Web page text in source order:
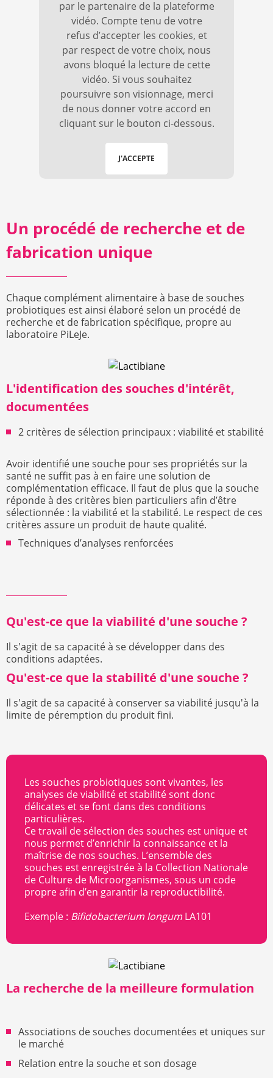
par le partenaire de la plateforme
vidéo. Compte tenu de votre
refus d’accepter les cookies, et
par respect de votre choix, nous
avons bloqué la lecture de cette
vidéo. Si vous souhaitez
poursuivre son visionnage, merci
de nous donner votre accord en
cliquant sur le bouton ci-dessous.
J'ACCEPTE
Un procédé de recherche et de
fabrication unique
Chaque complément alimentaire à base de souches
probiotiques est ainsi élaboré selon un procédé de
recherche et de fabrication spécifique, propre au
laboratoire PiLeJe.
L'identification des souches d'intérêt,
documentées
2 critères de sélection principaux : viabilité et stabilité
Avoir identifié une souche pour ses propriétés sur la
santé ne suffit pas à en faire une solution de
complémentation efficace. Il faut de plus que la souche
réponde à des critères bien particuliers afin d’être
sélectionnée : la viabilité et la stabilité. Le respect de ces
critères assure un produit de haute qualité.
Techniques d’analyses renforcées
Qu'est-ce que la viabilité d'une souche ?
Il s'agit de sa capacité à se développer dans des
conditions adaptées.
Qu'est-ce que la stabilité d'une souche ?
Il s'agit de sa capacité à conserver sa viabilité jusqu'à la
limite de péremption du produit fini.
Les souches probiotiques sont vivantes, les
analyses de viabilité et stabilité sont donc
délicates et se font dans des conditions
particulières.
Ce travail de sélection des souches est unique et
nous permet d’enrichir la connaissance et la
maîtrise de nos souches. L’ensemble des
souches est enregistrée à la Collection Nationale
de Culture de Microorganismes, sous un code
propre afin d’en garantir la reproductibilité.
Exemple : Bifidobacterium longumLA101
La recherche de la meilleure formulation
Associations de souches documentées et uniques sur
le marché
Relation entre la souche et son dosage